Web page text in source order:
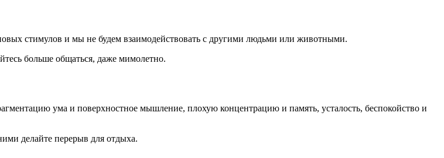
стимулов и мы не будем взаимодействовать с другими людьми или животными.
больше общаться, даже мимолетно.
ума и поверхностное мышление, плохую концентрацию и память, усталость, беспокойство и
делайте перерыв для отдыха.